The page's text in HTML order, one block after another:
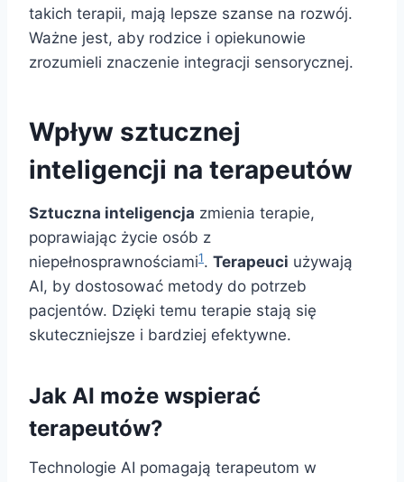
takich terapii, mają lepsze szanse na rozwój.
Ważne jest, aby rodzice i opiekunowie
zrozumieli znaczenie integracji sensorycznej.
Wpływ sztucznej
inteligencji na terapeutów
Sztuczna inteligencja zmienia terapie,
poprawiając życie osób z
niepełnosprawnościami1. Terapeuci używają
AI, by dostosować metody do potrzeb
pacjentów. Dzięki temu terapie stają się
skuteczniejsze i bardziej efektywne.
Jak AI może wspierać
terapeutów?
Technologie AI pomagają terapeutom w